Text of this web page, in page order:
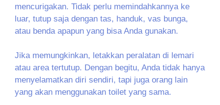
mencurigakan. Tidak perlu memindahkannya ke
luar, tutup saja dengan tas, handuk, vas bunga,
atau benda apapun yang bisa Anda gunakan.
Jika memungkinkan, letakkan peralatan di lemari
atau area tertutup. Dengan begitu, Anda tidak hanya
menyelamatkan diri sendiri, tapi juga orang lain
yang akan menggunakan toilet yang sama.